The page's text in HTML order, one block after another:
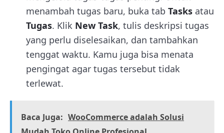
menambah tugas baru, buka tab Tasks atau
Tugas. Klik New Task, tulis deskripsi tugas
yang perlu diselesaikan, dan tambahkan
tenggat waktu. Kamu juga bisa menata
pengingat agar tugas tersebut tidak
terlewat.
Baca Juga: WooCommerce adalah Solusi